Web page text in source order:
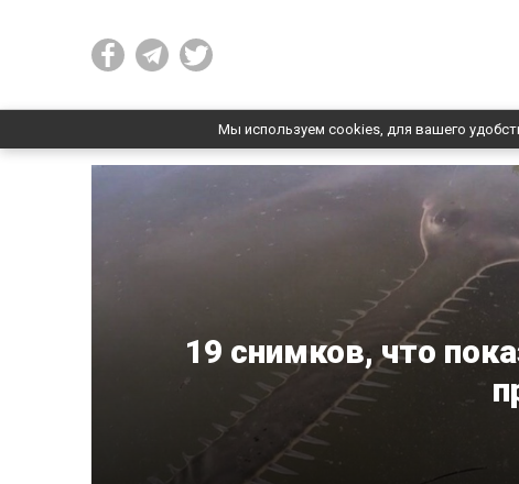
Мы используем cookies, для вашего
19 снимков, что